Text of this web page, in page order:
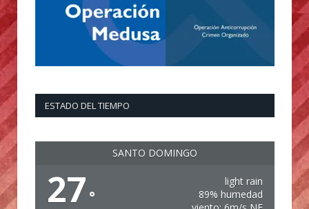
ESTADO DEL TIEMPO
SANTO DOMINGO
27 °
light rain
89% humedad